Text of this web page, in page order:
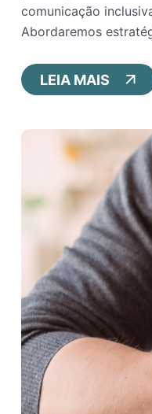
comunicação
Abordaremos
LEIA MAIS